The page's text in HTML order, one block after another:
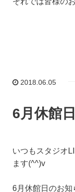
2018.06.05
6月休館
いつもスタジオ
ます(^^)v
6月休館日のお知